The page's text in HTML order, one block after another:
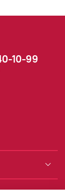
10-99